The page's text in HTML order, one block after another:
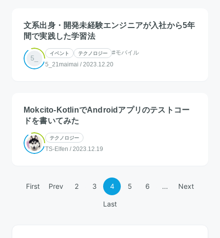
文系出身・開発未経験エンジニアが入社から5年
間で実践した学習法
5_
イベント テクノロジー
#モバイル
5_21maimai / 2023.12.20
Mokcito-KotlinでAndroidアプリのテストコー
ドを書いてみた
テクノロジー
TS-Elfen / 2023.12.19
First Prev 2 3 4 5 6 ... Next
Last